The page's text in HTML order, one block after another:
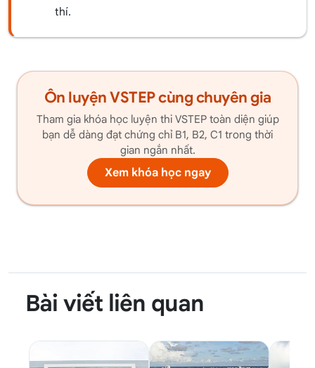
thí.
Ôn luyện VSTEP cùng chuyên gia
Tham gia khóa học luyện thi VSTEP toàn diện giúp
bạn dễ dàng đạt chứng chỉ B1, B2, C1 trong thời
gian ngắn nhất.
Xem khóa học ngay
Bài viết liên quan